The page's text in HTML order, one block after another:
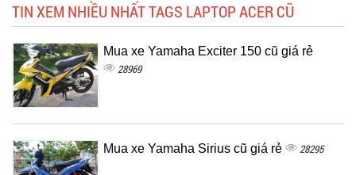
TIN XEM NHIỀU NHẤT TAGS LAPTOP ACER CŨ
Mua xe Yamaha Exciter 150 cũ giá rẻ
28969
Mua xe Yamaha Sirius cũ giá rẻ 28295